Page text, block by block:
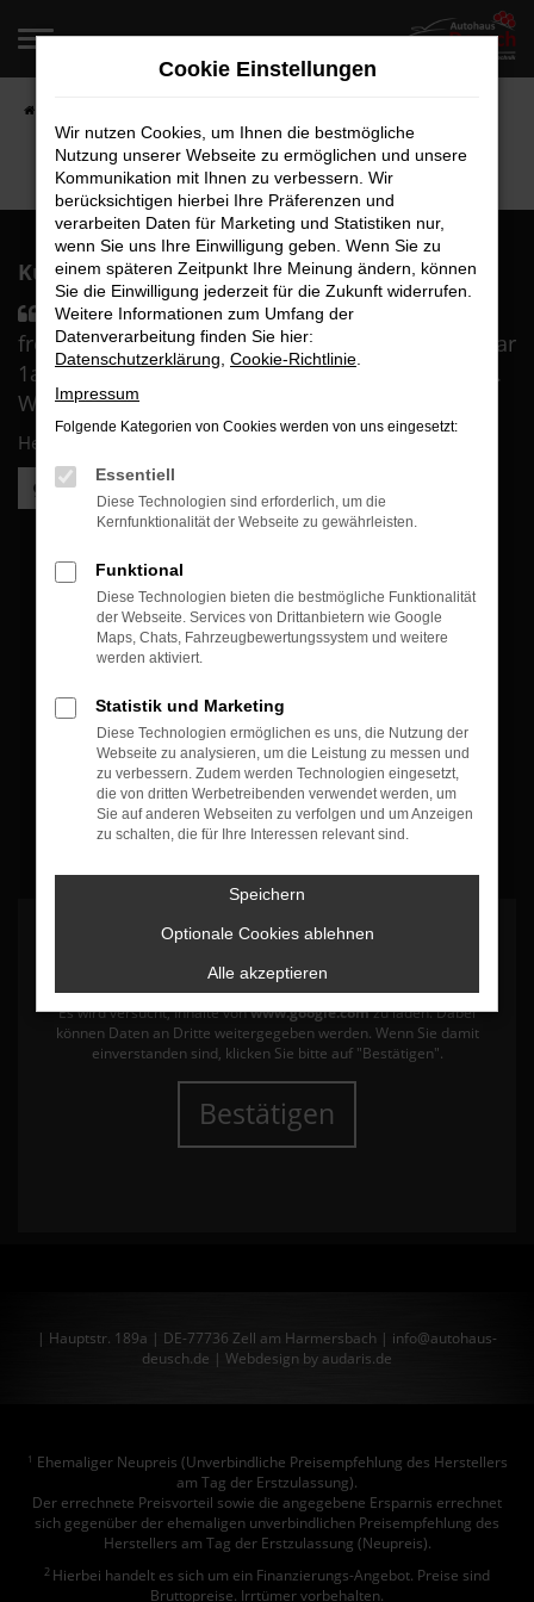
Zum
springen
Kunden über uns:
Sämtliches Personal war durch und durch
freundlich und sehr kompetent. Die Beratung war
1a und wir haben uns in besten Händen gefühlt.
Wir sind überglücklich mit ....
Herr B.
Weitere Kundenstimmen lesen
Montag bis Freitag:
07:30 bis 12:30 Uhr
13:30 bis 17:30 Uhr
+49 7835 - 540394 0
Es wird versucht, Inhalte vonwww.google.comzu laden. Dabei
können Daten an Dritte weitergegeben werden. Wenn Sie damit
einverstanden sind, klicken Sie bitte auf "Bestätigen".
Bestätigen
| Hauptstr. 189a | DE-77736 Zell am Harmersbach | info@autohaus-
deusch.de | Webdesign by audaris.de
1 Ehemaliger Neupreis (Unverbindliche Preisempfehlung des Herstellers
am Tag der Erstzulassung).
Der errechnete Preisvorteil sowie die angegebene Ersparnis errechnet
sich gegenüber der ehemaligen unverbindlichen Preisempfehlung des
Herstellers am Tag der Erstzulassung (Neupreis).
2 Hierbei handelt es sich um ein Finanzierungs-Angebot. Preise sind
Bruttopreise. Irrtümer vorbehalten.
Cookie Einstellungen
Wir nutzen Cookies, um Ihnen die bestmögliche
Nutzung unserer Webseite zu ermöglichen und unsere
Kommunikation mit Ihnen zu verbessern. Wir
berücksichtigen hierbei Ihre Präferenzen und
verarbeiten Daten für Marketing und Statistiken nur,
wenn Sie uns Ihre Einwilligung geben. Wenn Sie zu
einem späteren Zeitpunkt Ihre Meinung ändern, können
Sie die Einwilligung jederzeit für die Zukunft widerrufen.
Weitere Informationen zum Umfang der
Datenverarbeitung finden Sie hier:
Datenschutzerklärung Cookie-Richtlinie
Impressum
Folgende Kategorien von Cookies werden von uns eingesetzt:
Essentiell
Diese Technologien sind erforderlich, um die
Kernfunktionalität der Webseite zu gewährleisten.
Funktional
Diese Technologien bieten die bestmögliche Funktionalität
der Webseite. Services von Drittanbietern wie Google
Maps, Chats, Fahrzeugbewertungssystem und weitere
werden aktiviert.
Statistik und Marketing
Diese Technologien ermöglichen es uns, die Nutzung der
Webseite zu analysieren, um die Leistung zu messen und
zu verbessern. Zudem werden Technologien eingesetzt,
die von dritten Werbetreibenden verwendet werden, um
Sie auf anderen Webseiten zu verfolgen und um Anzeigen
zu schalten, die für Ihre Interessen relevant sind.
Speichern
Optionale Cookies ablehnen
Alle akzeptieren